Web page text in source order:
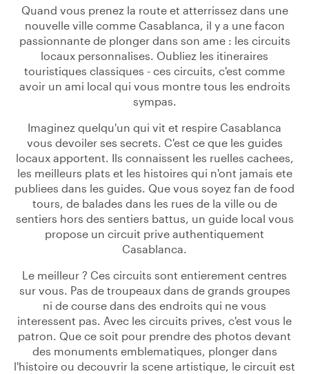
Quand vous prenez la route et atterrissez dans une
nouvelle ville comme Casablanca, il y a une facon
passionnante de plonger dans son ame : les circuits
locaux personnalises. Oubliez les itineraires
touristiques classiques - ces circuits, c'est comme
avoir un ami local qui vous montre tous les endroits
sympas.
Imaginez quelqu'un qui vit et respire Casablanca
vous devoiler ses secrets. C'est ce que les guides
locaux apportent. Ils connaissent les ruelles cachees,
les meilleurs plats et les histoires qui n'ont jamais ete
publiees dans les guides. Que vous soyez fan de food
tours, de balades dans les rues de la ville ou de
sentiers hors des sentiers battus, un guide local vous
propose un circuit prive authentiquement
Casablanca.
Le meilleur ? Ces circuits sont entierement centres
sur vous. Pas de troupeaux dans de grands groupes
ni de course dans des endroits qui ne vous
interessent pas. Avec les circuits prives, c'est vous le
patron. Que ce soit pour prendre des photos devant
des monuments emblematiques, plonger dans
l'histoire ou decouvrir la scene artistique, le circuit est